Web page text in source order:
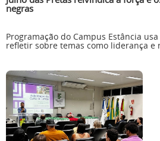
negras
Programação do Campus Estância
refletir sobre temas como liderança e